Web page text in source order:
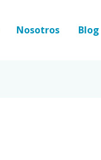
Nosotros Blog